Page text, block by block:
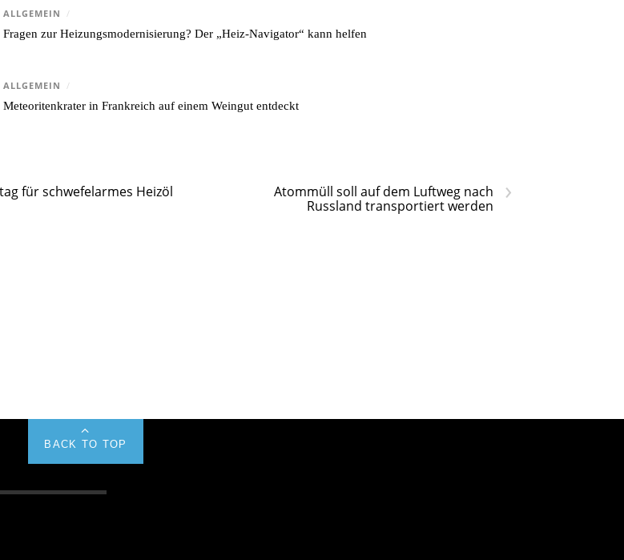
ALLGEMEIN /
Fragen zur Heizungsmodernisierung? Der „Heiz-Navigator“ kann helfen
ALLGEMEIN /
Meteoritenkrater in Frankreich auf einem Weingut entdeckt
für schwefelarmes Heizöl ›
Atommüll soll auf dem Luftweg nach
Russland transportiert werden
BACK TO TOP